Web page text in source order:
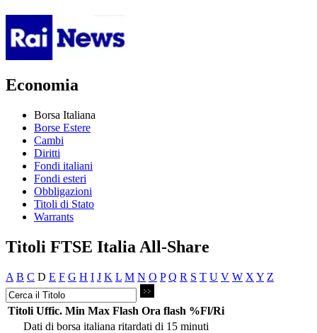
Economia
Borsa Italiana
Borse Estere
Cambi
Diritti
Fondi italiani
Fondi esteri
Obbligazioni
Titoli di Stato
Warrants
Titoli FTSE Italia All-Share
A B C D E F G H I J K L M N O P Q R S T U V W X Y Z
Titoli Uffic. Min Max Flash Ora flash %Fl/Ri
Dati di borsa italiana ritardati di 15 minuti